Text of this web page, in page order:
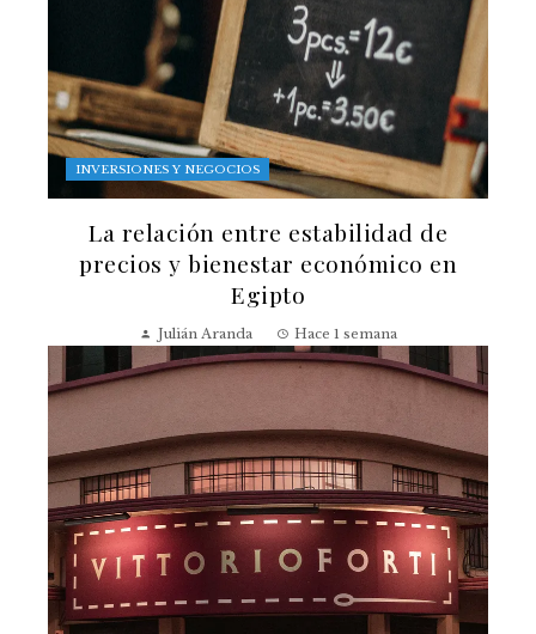
INVERSIONES Y NEGOCIOS
La relación entre estabilidad de
precios y bienestar económico en
Egipto
Julián Aranda Hace 1 semana